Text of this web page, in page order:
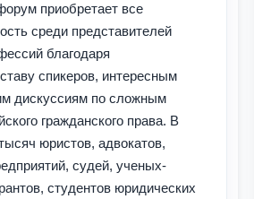
приобретает все
среди представителей
благодаря
спикеров, интересным
дискуссиям по сложным
гражданского права. В
юристов, адвокатов,
судей, ученых-
студентов юридических